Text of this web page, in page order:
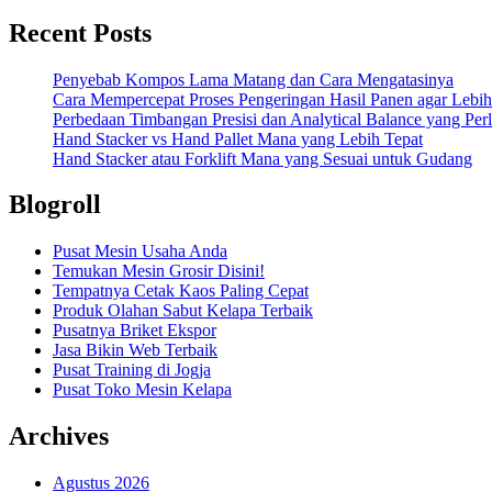
Recent Posts
Penyebab Kompos Lama Matang dan Cara Mengatasinya
Cara Mempercepat Proses Pengeringan Hasil Panen agar
Perbedaan Timbangan Presisi dan Analytical Balance yang
Hand Stacker vs Hand Pallet Mana yang Lebih Tepat
Hand Stacker atau Forklift Mana yang Sesuai untuk Gudang
Blogroll
Pusat Mesin Usaha Anda
Temukan Mesin Grosir Disini!
Tempatnya Cetak Kaos Paling Cepat
Produk Olahan Sabut Kelapa Terbaik
Pusatnya Briket Ekspor
Jasa Bikin Web Terbaik
Pusat Training di Jogja
Pusat Toko Mesin Kelapa
Archives
Agustus 2026